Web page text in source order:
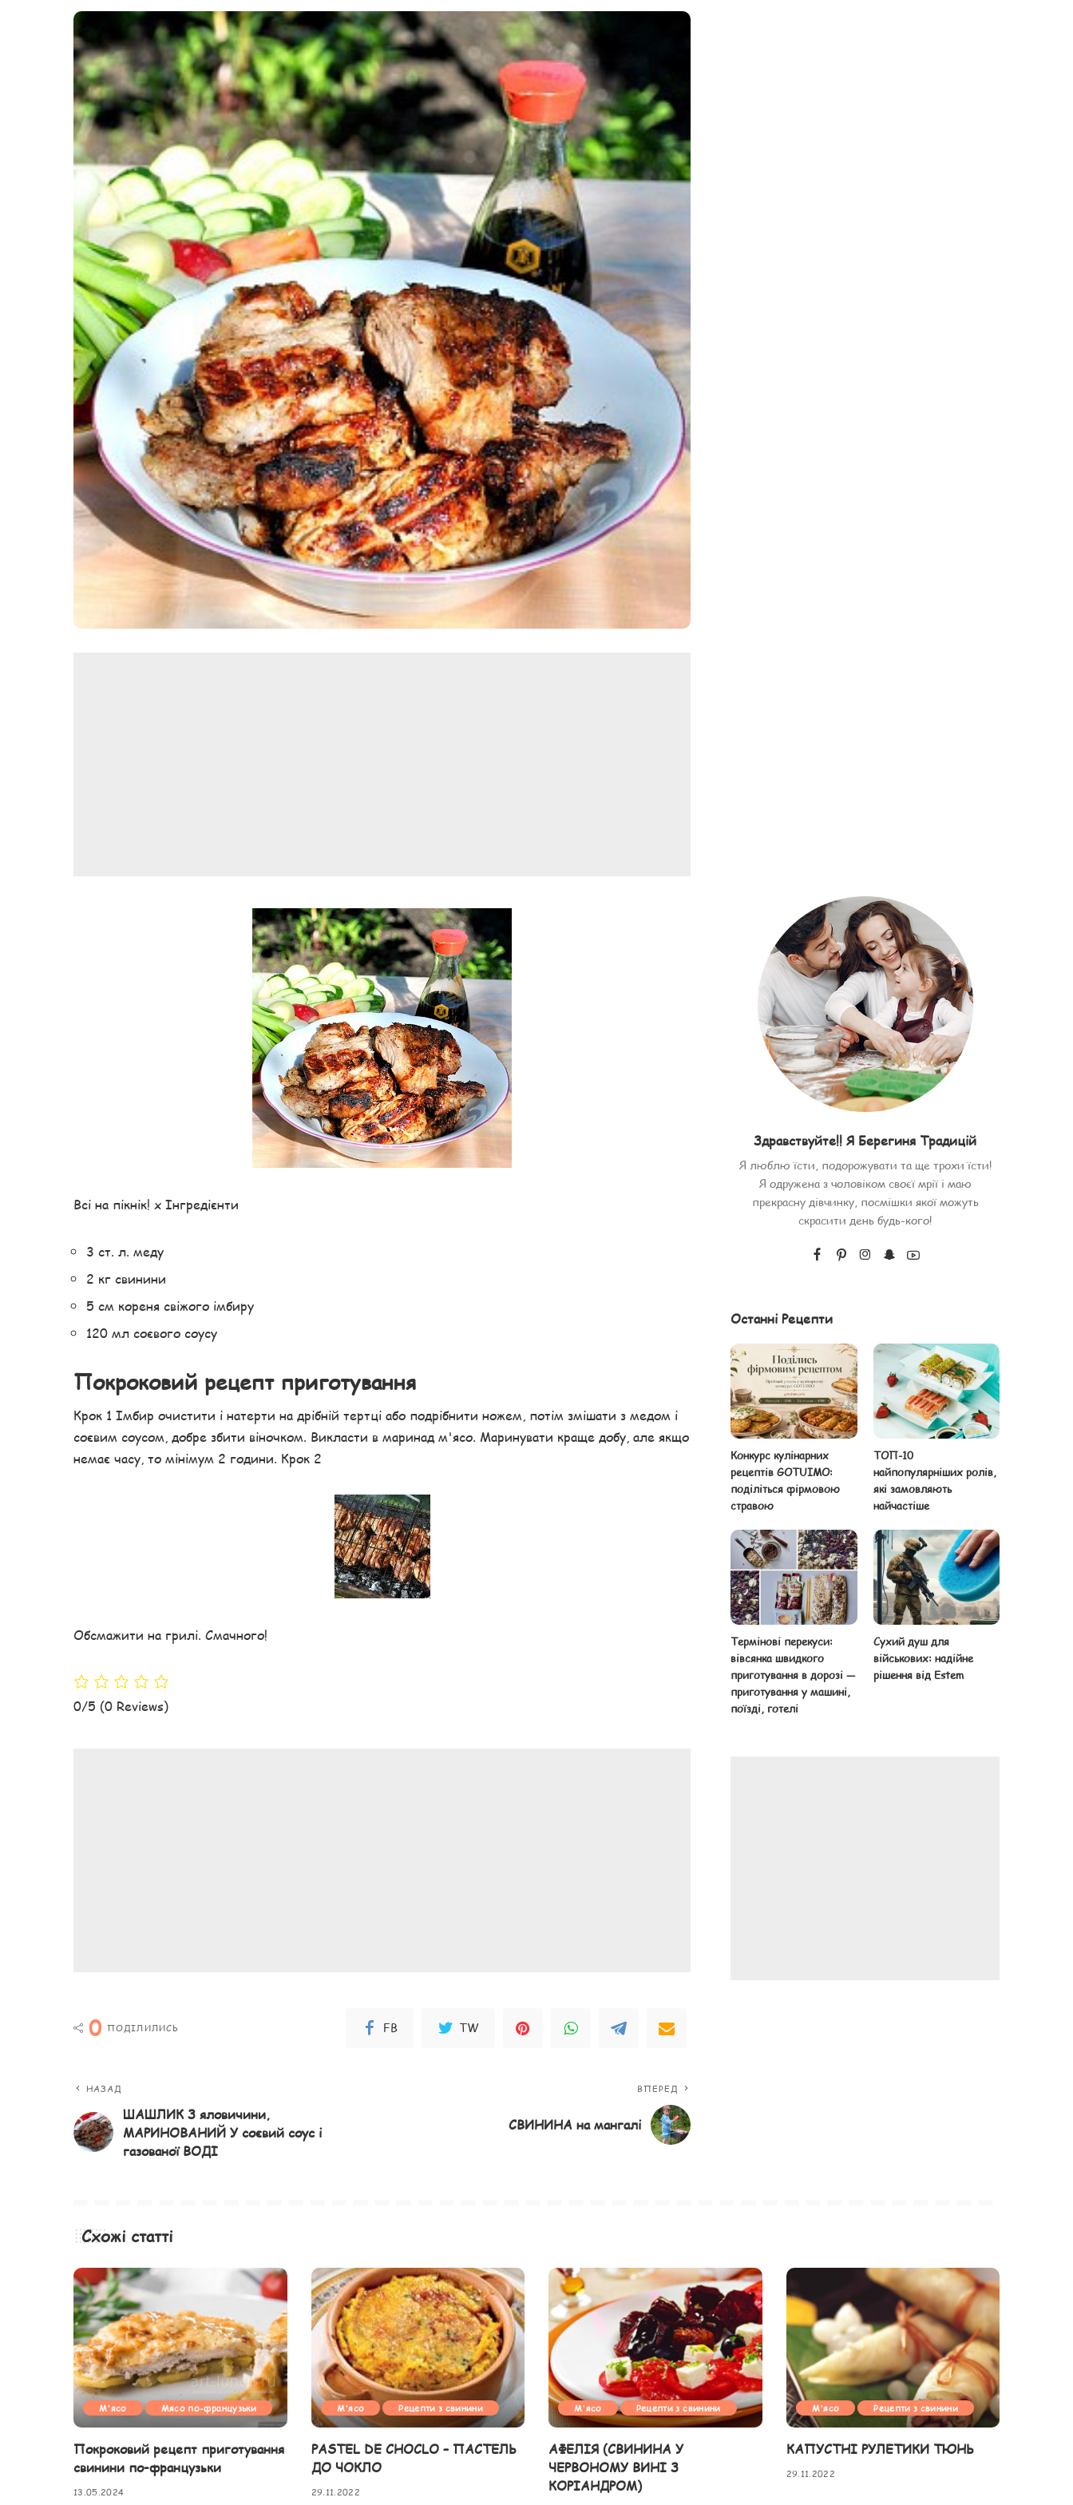
Мясо по-французьки
Шинка
Рецепти із фаршу
Всі на пікнік! x Інгредієнти
3 ст. л. меду
2 кг свинини
5 см кореня свіжого імбиру
120 мл соєвого соусу
Покроковий рецепт приготування
Крок 1 Імбир очистити і натерти на дрібній тертці або подрібнити ножем, потім змішати з медом і
соєвим соусом, добре збити віночком. Викласти в маринад м'ясо. Маринувати краще добу, але якщо
немає часу, то мінімум 2 години. Крок 2
Обсмажити на грилі. Смачного!
0/5 (0 Reviews)
0 ПОДІЛИЛИСЬ FB TW
НАЗАД
ШАШЛИК З яловичини,
МАРИНОВАНИЙ У соєвий соус і
газованої ВОДІ
ВПЕРЕД
СВИНИНА на мангалі
Здравствуйте!! Я Берегиня Традицій
Я люблю їсти, подорожувати та ще трохи їсти!
Я одружена з чоловіком своєї мрії і маю
прекрасну дівчинку, посмішки якої можуть
скрасити день будь-кого!
Останні Рецепти
Конкурс кулінарних
рецептів GOTUIMO:
поділіться фірмовою
стравою
ТОП-10
найпопулярніших ролів,
які замовляють
найчастіше
Термінові перекуси:
вівсянка швидкого
приготування в дорозі —
приготування у машині,
поїзді, готелі
Сухий душ для
військових: надійне
рішення від Estem
Схожі статті
М'ясо Мясо по-французьки
Покроковий рецепт приготування
свинини по-французьки
13.05.2024
М'ясо Рецепти з свинини
PASTEL DE CHOCLO – ПАСТЕЛЬ
ДО ЧОКЛО
29.11.2022
М'ясо Рецепти з свинини
АФЕЛІЯ (СВИНИНА У
ЧЕРВОНОМУ ВИНІ З
КОРІАНДРОМ)
М'ясо Рецепти з свинини
КАПУСТНІ РУЛЕТИКИ ТЮНЬ
29.11.2022